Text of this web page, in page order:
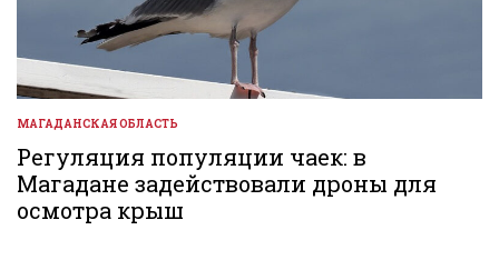
ОПУБЛИКОВАНО
В
МАГАДАНСКАЯ ОБЛАСТЬ
Регуляция популяции чаек: в
Магадане задействовали дроны для
осмотра крыш